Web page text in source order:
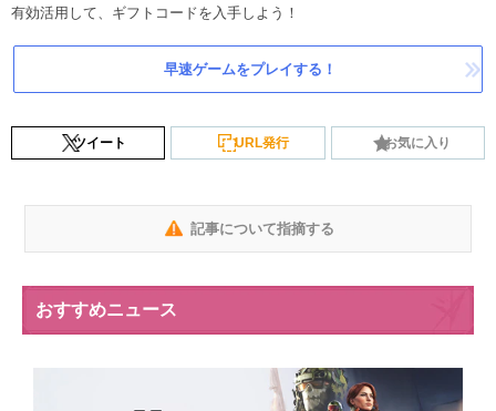
有効活用して、ギフトコードを入手しよう！
早速ゲームをプレイする！
ツイート URL発行 お気に入り
記事について指摘する
おすすめニュース